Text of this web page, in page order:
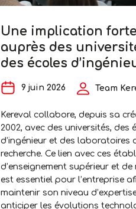
Une implication forte
auprès des
des écoles
9 juin 2026 Team
Kereval collabore, depuis sa
2002, avec des universités, des
d’ingénieur et des laboratoires
recherche. Ce lien avec ces
d’enseignement supérieur et de
est essentiel pour l’entreprise
maintenir son niveau
anticiper les évolutions